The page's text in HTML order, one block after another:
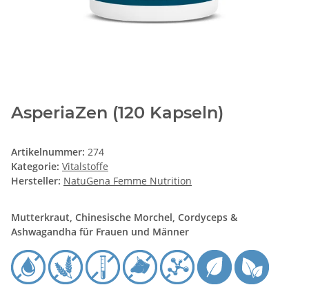
AsperiaZen (120 Kapseln)
Artikelnummer: 274
Kategorie: Vitalstoffe
Hersteller: NatuGena Femme Nutrition
Mutterkraut, Chinesische Morchel, Cordyceps &
Ashwagandha für Frauen und Männer